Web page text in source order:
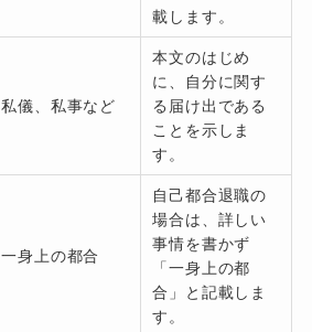
載します。
私儀、私事など
本文のはじめ
に、自分に関す
る届け出である
ことを示しま
す。
一身上の都合
自己都合退職の
場合は、詳しい
事情を書かず
「一身上の都
合」と記載しま
す。